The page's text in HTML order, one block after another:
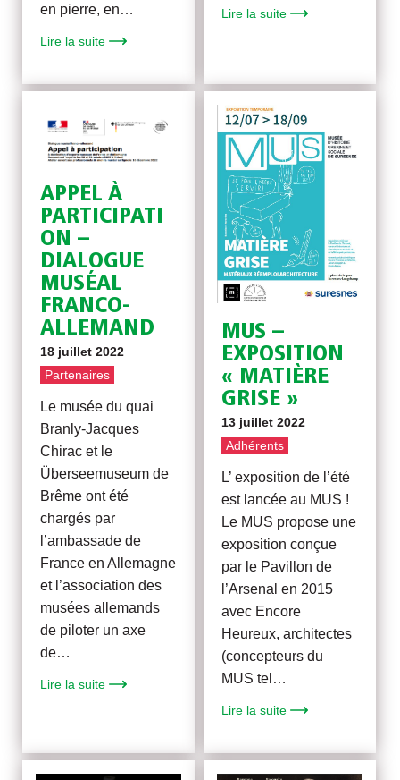
en pierre, en…
Lire la suite
Lire la suite
APPEL À
PARTICIPATI
ON –
DIALOGUE
MUSÉAL
FRANCO-
ALLEMAND
18 juillet 2022
Partenaires
Le musée du quai
Branly-Jacques
Chirac et le
Überseemuseum de
Brême ont été
chargés par
l’ambassade de
France en Allemagne
et l’association des
musées allemands
de piloter un axe
de…
Lire la suite
MUS –
EXPOSITION
« MATIÈRE
GRISE »
13 juillet 2022
Adhérents
L’ exposition de l’été
est lancée au MUS !
Le MUS propose une
exposition conçue
par le Pavillon de
l’Arsenal en 2015
avec Encore
Heureux, architectes
(concepteurs du
MUS tel…
Lire la suite